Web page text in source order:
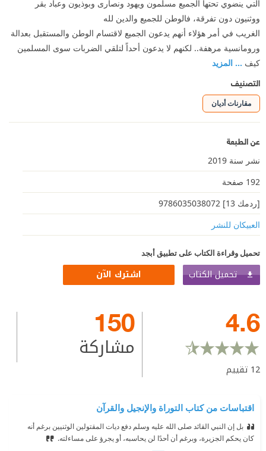
التي ينضوي تحتها الجميع مسلمون ويهود ونصارى وبوذيون وعباد بقر
ووثنيون دون تفرقة، فالوطن للجميع والدين لله
الغريب في أمر هؤلاء أنهم يدعون الجميع لاقتسام الوطن والمستقبل بعدالة
ورومانسية مرهفة.. لكنهم لا يدعون أحداً لتلقي الضربات سوى المسلمين
كيف ... المزيد
التصنيف
مقارنات أديان
عن الطبعة
نشر سنة 2019
192 صفحة
[ردمك 13] 9786035038072
العبيكان للنشر
تحميل وقراءة الكتاب على تطبيق أبجد
تحميل الكتاب اشترك الآن
4.6
12 تقييم
150
مشاركة
اقتباسات من كتاب التوراة والإنجيل والقرآن
بل إن النبي القائد صلى الله عليه وسلم دفع ديات المقتولين الوثنيين برغم أنه
كان يحكم الجزيرة، وبرغم أن أحدًا لن يحاسبه، أو يجرؤ على مساءلته.